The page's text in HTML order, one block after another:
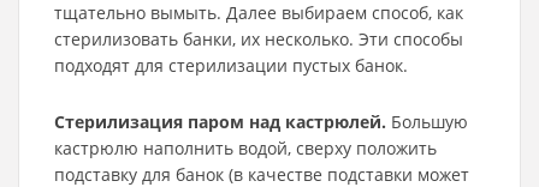
тщательно вымыть. Далее выбираем способ, как
стерилизовать банки, их несколько. Эти способы
подходят для стерилизации пустых банок.
Стерилизация паром над кастрюлей. Большую
кастрюлю наполнить водой, сверху положить
подставку для банок (в качестве подставки может